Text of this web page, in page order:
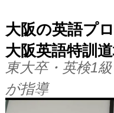
大阪の英語プ
大阪英語特訓
東大卒・英検1
が指導